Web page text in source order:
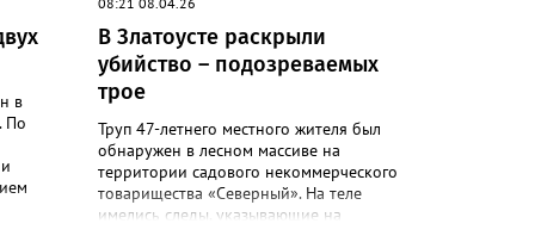
600
в
По
В Златоусте раскрыли
убийство – подозреваемых
трое
Труп 47-летнего местного жителя был
обнаружен в лесном массиве на
территории садового некоммерческого
товарищества «Северный». На теле
имелись следы, указывающие на